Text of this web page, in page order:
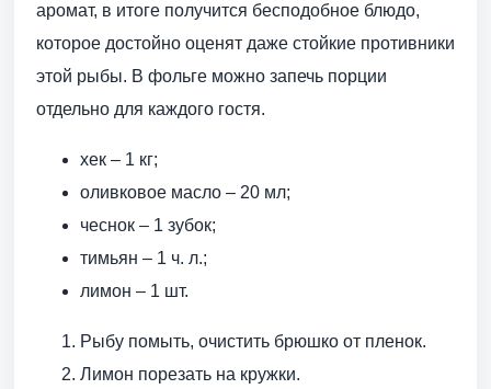
аромат, в итоге получится бесподобное блюдо,
которое достойно оценят даже стойкие противники
этой рыбы. В фольге можно запечь порции
отдельно для каждого гостя.
хек – 1 кг;
оливковое масло – 20 мл;
чеснок – 1 зубок;
тимьян – 1 ч. л.;
лимон – 1 шт.
Рыбу помыть, очистить брюшко от пленок.
Лимон порезать на кружки.